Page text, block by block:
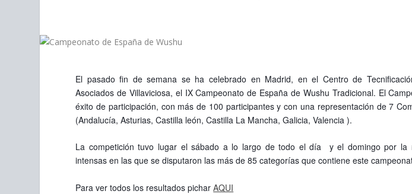
El pasado fin de semana se ha celebrado en Madrid, en el Centro de
Asociados de Villaviciosa, el IX Campeonato de España de Wushu Tradicional. El
éxito de participación, con más de 100 participantes y con una representación de 7
(Andalucía, Asturias, Castilla león, Castilla La Mancha, Galicia, Valencia ).
La competición tuvo lugar el sábado a lo largo de todo el día y el domingo por la
intensas en las que se disputaron las más de 85 categorías que contiene este
Para ver todos los resultados picharAQUI